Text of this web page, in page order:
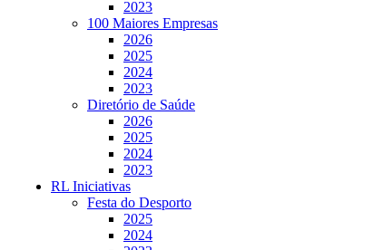
2023
100 Maiores Empresas
2026
2025
2024
2023
Diretório de Saúde
2026
2025
2024
2023
RL Iniciativas
Festa do Desporto
2025
2024